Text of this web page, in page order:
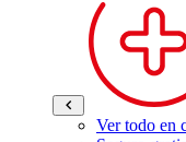
Ver todo en